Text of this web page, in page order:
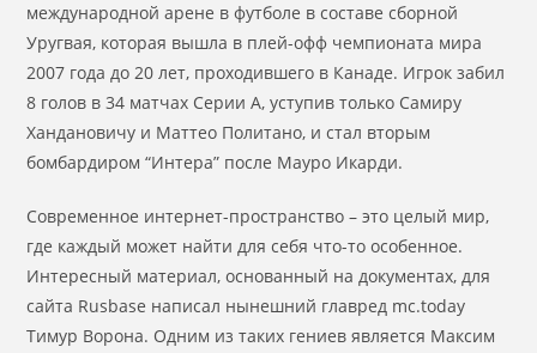
международной арене в футболе в составе сборной
Уругвая, которая вышла в плей-офф чемпионата мира
2007 года до 20 лет, проходившего в Канаде. Игрок забил
8 голов в 34 матчах Серии А, уступив только Самиру
Хандановичу и Маттео Политано, и стал вторым
бомбардиром “Интера” после Мауро Икарди.
Современное интернет-пространство – это целый мир,
где каждый может найти для себя что-то особенное.
Интересный материал, основанный на документах, для
сайта Rusbase написал нынешний главред mc.today
Тимур Ворона. Одним из таких гениев является Максим